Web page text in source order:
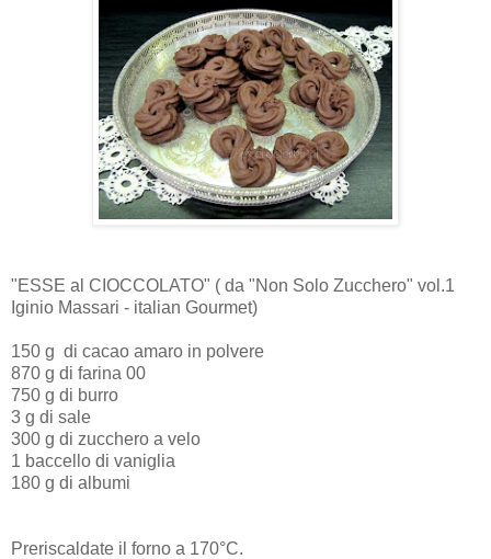
"ESSE al CIOCCOLATO" ( da "Non Solo Zucchero" vol.1
Iginio Massari - italian Gourmet)
150 g di cacao amaro in polvere
870 g di farina 00
750 g di burro
3 g di sale
300 g di zucchero a velo
1 baccello di vaniglia
180 g di albumi
Preriscaldate il forno a 170°C.